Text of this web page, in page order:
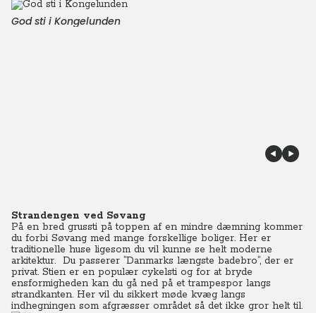
God sti i Kongelunden
Strandengen ved Søvang
På en bred grussti på toppen af en mindre dæmning kommer
du forbi Søvang med mange forskellige boliger. Her er
traditionelle huse ligesom du vil kunne se helt moderne
arkitektur. Du passerer ”Danmarks længste badebro”, der er
privat. Stien er en populær cykelsti og for at bryde
ensformigheden kan du gå ned på et trampespor langs
strandkanten. Her vil du sikkert møde kvæg langs
indhegningen som afgræsser området så det ikke gror helt til.